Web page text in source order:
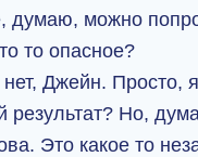
думаю, можно
то опасное?
Джейн. Просто,
результат? Но,
Это какое то